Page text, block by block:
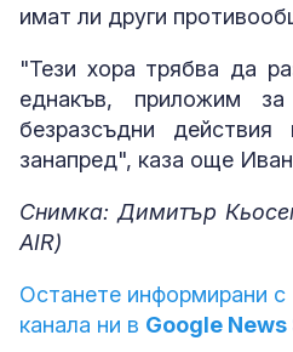
имат ли други
"Тези хора трябва да
еднакъв, приложим
безразсъдни
занапред", каза още
Снимка: Димитър
AIR)
Останете информирани с
канала ни в Google